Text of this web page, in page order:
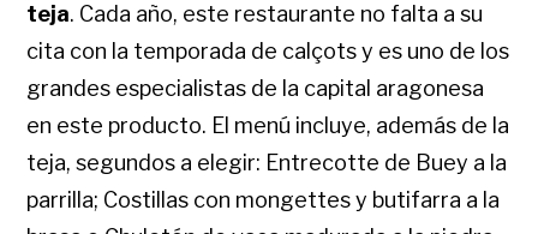
teja. Cada año, este restaurante no falta a su
cita con la temporada de calçots y es uno de los
grandes especialistas de la capital aragonesa
en este producto. El menú incluye, además de la
teja, segundos a elegir: Entrecotte de Buey a la
parrilla; Costillas con mongettes y butifarra a la